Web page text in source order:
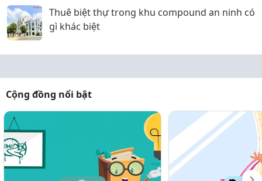
Thuê biệt thự trong khu compound an ninh có
gì khác biệt
Cộng đồng nổi bật